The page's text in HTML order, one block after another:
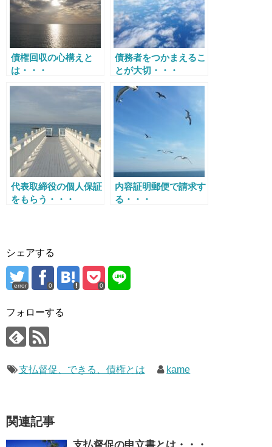
債権回収の心構えと
は・・・
債務者をつかまえるこ
とが大切・・・
代表取締役の個人保証
をもらう・・・
内容証明郵便で請求す
る・・・
シェアする
error 0 0
フォローする
支払督促、できる、債権とは kame
関連記事